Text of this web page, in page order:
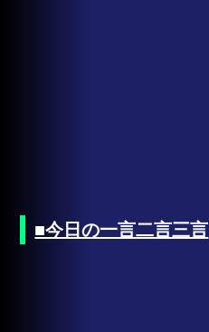
■今日の一言二言三言